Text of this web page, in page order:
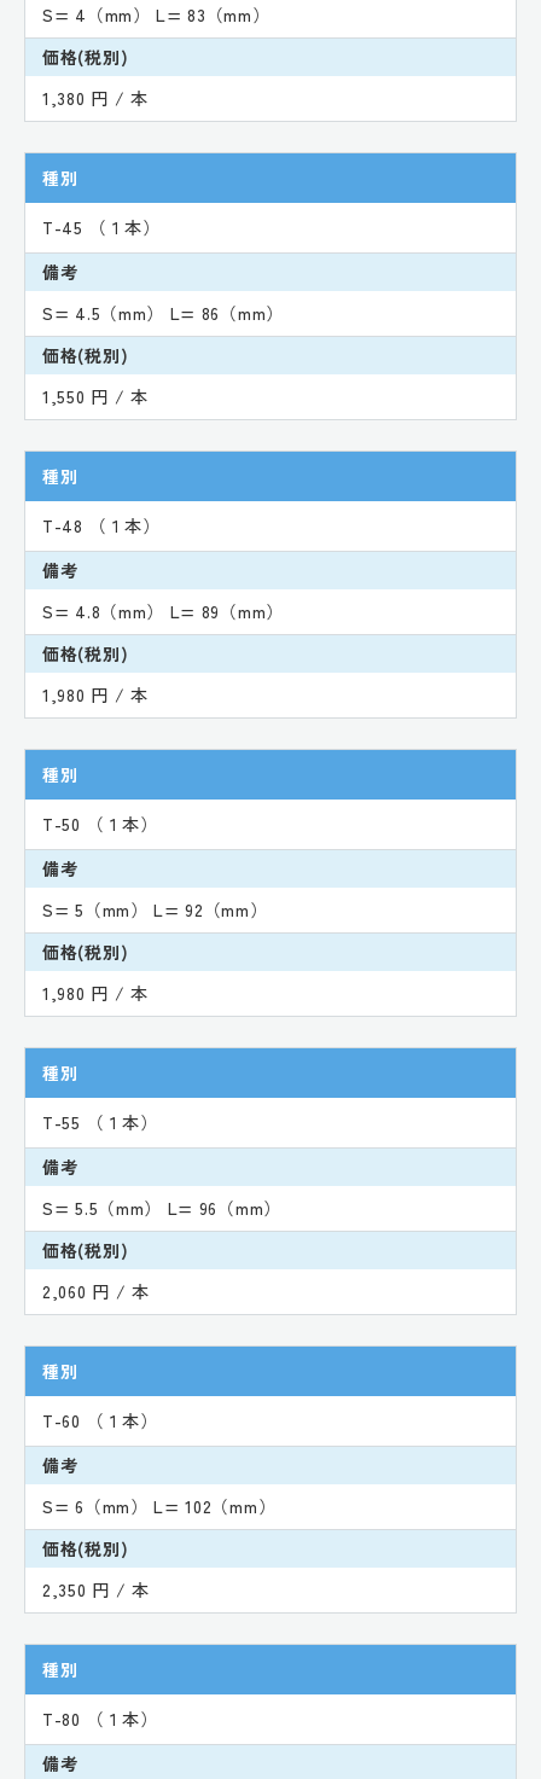
S= 4（mm） L= 83（mm）
価格(税別)
1,380 円 / 本
種別
T-45 （１本）
備考
S= 4.5（mm） L= 86（mm）
価格(税別)
1,550 円 / 本
種別
T-48 （１本）
備考
S= 4.8（mm） L= 89（mm）
価格(税別)
1,980 円 / 本
種別
T-50 （１本）
備考
S= 5（mm） L= 92（mm）
価格(税別)
1,980 円 / 本
種別
T-55 （１本）
備考
S= 5.5（mm） L= 96（mm）
価格(税別)
2,060 円 / 本
種別
T-60 （１本）
備考
S= 6（mm） L= 102（mm）
価格(税別)
2,350 円 / 本
種別
T-80 （１本）
備考